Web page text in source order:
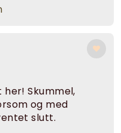
her! Skummel,
og med
slutt.